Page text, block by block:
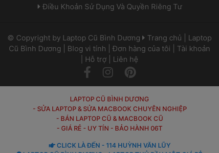
Điều Khoản Sử Dụng Và Quyền Riêng Tư
© Copyright by Laptop Cũ Bình Dương Trang chủ
Laptop
Cũ Bình Dương
Blog vi tính Đơn hàng của tôi
Tài khoản
Hỗ trợ
Liên hệ
LAPTOP CŨ BÌNH DƯƠNG
- SỬA LAPTOP & SỬA MACBOOK CHUYÊN NGHIỆP
- BÁN LAPTOP CŨ & MACBOOK CŨ
- GIÁ RẺ - UY TÍN - BẢO HÀNH 06T
CLICK LÀ ĐẾN - 114 HUỲNH VĂN LŨY